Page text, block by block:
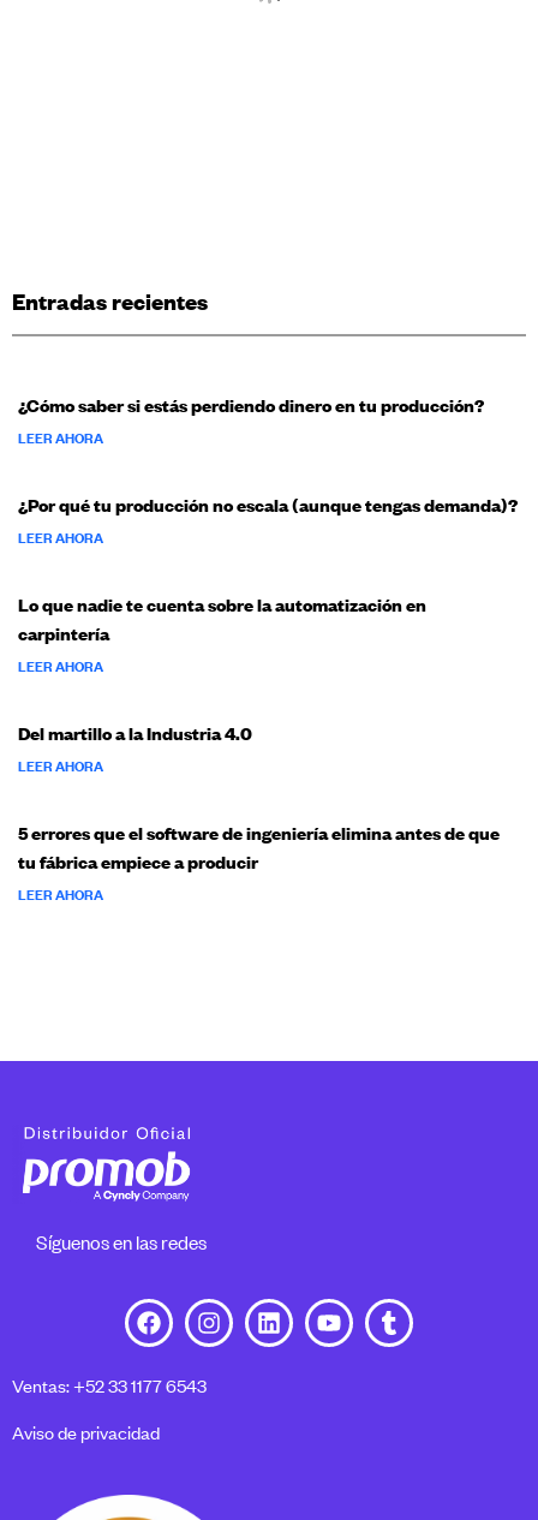
Entradas recientes
¿Cómo saber si estás perdiendo dinero en tu producción?
LEER AHORA
¿Por qué tu producción no escala (aunque tengas demanda)?
LEER AHORA
Lo que nadie te cuenta sobre la automatización en
carpintería
LEER AHORA
Del martillo a la Industria 4.0
LEER AHORA
5 errores que el software de ingeniería elimina antes de que
tu fábrica empiece a producir
LEER AHORA
Síguenos en las redes
Ventas: +52 33 1177 6543
Aviso de privacidad